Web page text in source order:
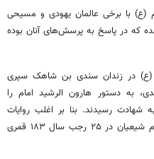
(ع) با برخی عالمان یهودی و مسیحی
که در پاسخ به پرسش‌های آنان بوده
(ع) در زندان سندی بنشاهک سپری
به دستور هارون الرشیدامام را
رسیدند. بنا بر اغلب روایات
همچون شیخ صدوق، شهادت هفتمین امام شیعیان در ۲۵ رجب سال ۱۸۳ قمری